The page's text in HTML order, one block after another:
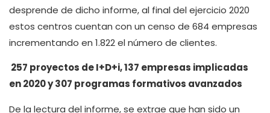
desprende de dicho informe, al final del ejercicio 2020
estos centros cuentan con un censo de 684 empresas
incrementando en 1.822 el número de clientes.
257 proyectos de I+D+i, 137 empresas implicadas
en 2020 y 307 programas formativos avanzados
De la lectura del informe, se extrae que han sido un